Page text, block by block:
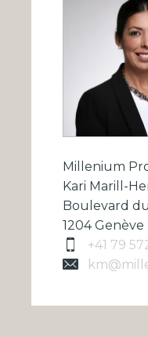
Millenium
Kari Marill-
Boulevard
1204 Genève
+41 79